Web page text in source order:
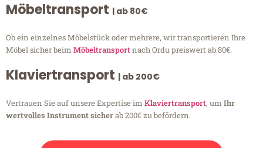
Möbeltransport | ab 80€
Ob ein einzelnes Möbelstück oder mehrere, wir transportieren Ihre
Möbel sicher beim Möbeltransportnach Ordu preiswert ab 80€.
Klaviertransport | ab 200€
Vertrauen Sie auf unsere Expertise im Klaviertransport, um Ihr
wertvolles Instrument sicherab 200€ zu befördern.